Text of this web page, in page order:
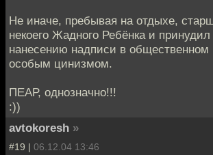
Не иначе, пребывая на отдыхе,
некоего Жадного Ребёнка и принудил
нанесению надписи в
особым цинизмом.
ПЕАР, однозначно!!!
:))
avtokoresh »
#19 | 06.12.04 13:46